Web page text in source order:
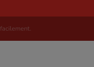
facilement.